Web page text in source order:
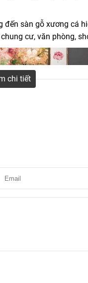
sàn gỗ xương cá
cư, văn phòng,
thấm, tăng độ
chi tiết